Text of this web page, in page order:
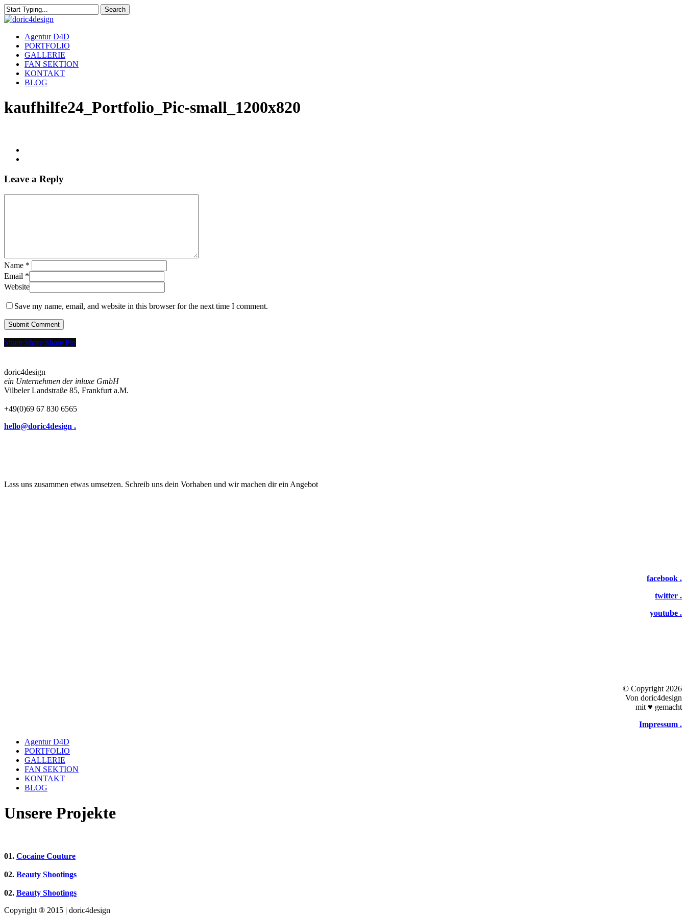
Skip
to
content
Search
Close
Menu
Agentur D4D
PORTFOLIO
GALLERIE
FAN SEKTION
KONTAKT
BLOG
kaufhilfe24_Portfolio_Pic-small_1200x820
Leave a Reply
Name *
Email *
Website
Save my name, email, and website in this browser for the next time I comment.
Share
Share Share Share Pin
doric4design
ein Unternehmen der inluxe GmbH
Vilbeler Landstraße 85, Frankfurt a.M.
+49(0)69 67 830 6565
hello@doric4design .
Lass uns zusammen etwas umsetzen. Schreib uns dein Vorhaben und wir machen dir ein Angebot
facebook .
twitter .
youtube .
© Copyright 2026
Von doric4design
mit ♥ gemacht
Impressum .
Close
Menu
Agentur D4D
PORTFOLIO
GALLERIE
FAN SEKTION
KONTAKT
BLOG
Unsere Projekte
01. Cocaine Couture
02. Beauty Shootings
02. Beauty Shootings
Copyright ® 2015 | doric4design